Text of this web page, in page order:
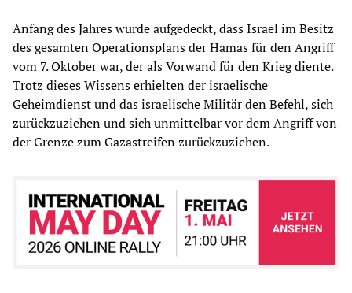
Anfang des Jahres wurde aufgedeckt, dass Israel im Besitz
des gesamten Operationsplans der Hamas für den Angriff
vom 7. Oktober war, der als Vorwand für den Krieg diente.
Trotz dieses Wissens erhielten der israelische
Geheimdienst und das israelische Militär den Befehl, sich
zurückzuziehen und sich unmittelbar vor dem Angriff von
der Grenze zum Gazastreifen zurückzuziehen.